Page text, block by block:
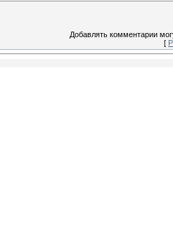
Добавлять комментарии
[